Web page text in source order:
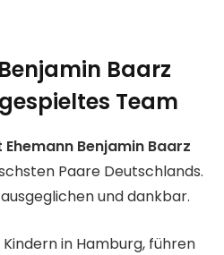
Baarz
Team
Ehemann Benjamin Baarz
Paare Deutschlands.
und dankbar.
in Hamburg, führen